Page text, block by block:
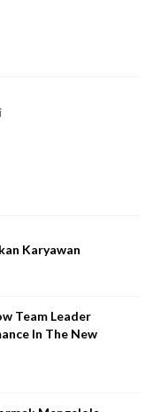
Karyawan
Team Leader
In The New